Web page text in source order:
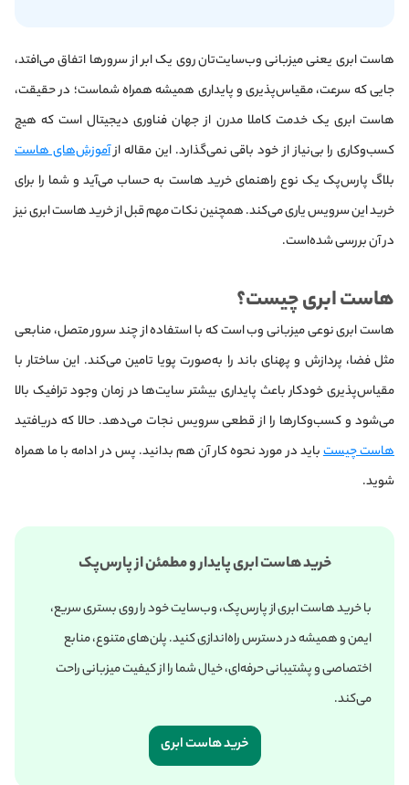
هاست ابری یعنی میزبانی وب‌سایت‌تان روی یک ابر از سرورها اتفاق می‌افتد،
جایی که سرعت، مقیاس‌پذیری و پایداری همیشه همراه شماست؛ در حقیقت،
هاست ابری یک خدمت کاملا مدرن از جهان فناوری دیجیتال است که هیچ
کسب‌وکاری را بی‌نیاز از خود باقی نمی‌گذارد. این مقاله ازآموزش‌های هاست
بلاگ پارس‌پک یک نوع راهنمای خرید هاست به حساب می‌آید و شما را برای
خرید این سرویس یاری می‌کند. همچنین نکات مهم قبل از خرید هاست ابری نیز
در آن بررسی شده‌است.
هاست ابری چیست؟
هاست ابری نوعی میزبانی وب است که با استفاده از چند سرور متصل، منابعی
مثل فضا، پردازش و پهنای باند را به‌صورت پویا تامین می‌کند. این ساختار با
مقیاس‌پذیری خودکار باعث پایداری بیشتر سایت‌ها در زمان وجود ترافیک بالا
می‌شود و کسب‌وکارها را از قطعی سرویس نجات می‌دهد. حالا که دریافتید
هاست چیستباید در مورد نحوه کار آن هم بدانید. پس در ادامه با ما همراه
شوید.
خرید هاست ابری پایدار و مطمئن از پارس‌پک
با خرید هاست ابری از پارس‌پک، وب‌سایت خود را روی بستری سریع،
ایمن و همیشه در دسترس راه‌اندازی کنید. پلن‌های متنوع، منابع
اختصاصی و پشتیبانی حرفه‌ای، خیال شما را از کیفیت میزبانی راحت
می‌کند.
خرید هاست ابری